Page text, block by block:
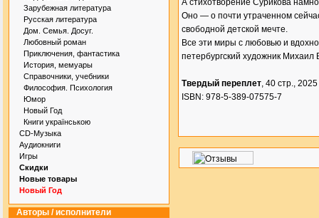
Зарубежная литература
Русская литература
Дом. Семья. Досуг.
Любовный роман
Приключения, фантастика
История, мемуары
Справочники, учебники
Философия. Психология
Юмор
Новый Год
Книги українською
CD-Музыка
Аудиокниги
Игры
Скидки
Новые товары
Новый Год
Авторы / исполнители
А стихотворение Сурикова
Оно — о почти утраченном
свободной детской мечте.
Все эти миры с любовью и
петербургский художник Михаил
Твердый переплет, 40 стр., 2025
ISBN: 978-5-389-07575-7